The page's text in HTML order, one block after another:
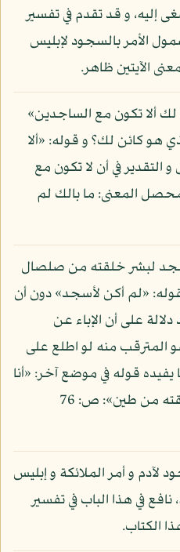
إليه، و قد تقدم في تفسير
الأمر بالسجود لإبليس
الآيتين ظاهر.
لك ألا تكون مع الساجدين»
هو كائن لك؟ و قوله: «ألا
في أن لا تكون مع
المعنى: ما بالك لم
لبشر خلقته من صلصال
«لم أكن لأسجد» دون أن
على أن الإباء عن
المترقب منه لو اطلع على
يفيده قوله في موضع آخر: «أنا
خير منه خلقتني من نار و خلقته من طين»: ص: 76
لآدم و أمر الملائكة و إبليس
في هذا الباب في تفسير
الكتاب.